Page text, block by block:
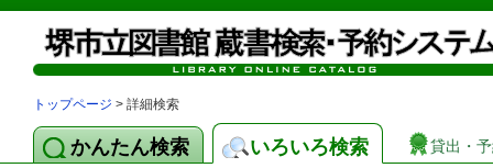
トップページ > 詳細検索
かんたん検索 いろいろ検索 貸出・